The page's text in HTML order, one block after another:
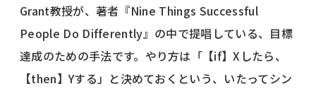
Grant教授が、著者『Nine Things Successful
People Do Differently』の中で提唱している、目標
達成のための手法です。やり方は「【if】Xしたら、
【then】Yする」と決めておくという、いたってシン